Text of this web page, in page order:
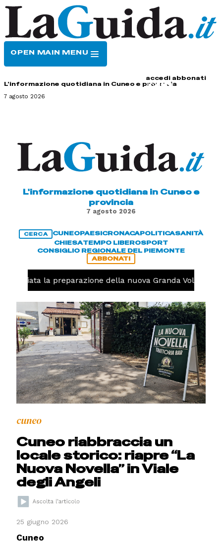
OPEN MAIN MENU
accedi abbonati
L'informazione quotidiana in Cuneo e provincia
7 agosto 2026
L'informazione quotidiana in Cuneo e
provincia
7 agosto 2026
CERCA CUNEOPAESICRONACAPOLITICASANITÀ
CHIESATEMPO LIBEROSPORT
CONSIGLIO REGIONALE DEL PIEMONTE
ABBONATI
la preparazione della nuova Granda Volley (FOTO
cuneo
Cuneo riabbraccia un
locale storico: riapre “La
Nuova Novella” in Viale
degli Angeli
25 giugno 2026
Cuneo